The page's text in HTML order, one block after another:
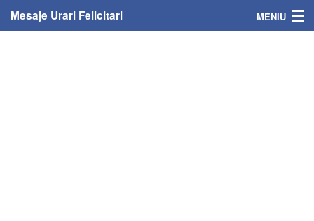
Mesaje Urari Felicitari MENIU